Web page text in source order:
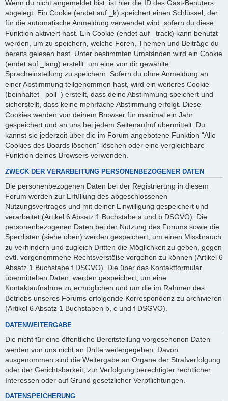
Wenn du nicht angemeldet bist, ist hier die ID des Gast-Benuters
abgelegt. Ein Cookie (endet auf _k) speichert einen Schlüssel, der
für die automatische Anmeldung verwendet wird, sofern du diese
Funktion aktiviert hast. Ein Cookie (endet auf _track) kann benutzt
werden, um zu speichern, welche Foren, Themen und Beiträge du
bereits gelesen hast. Unter bestimmten Umständen wird ein Cookie
(endet auf _lang) erstellt, um eine von dir gewählte
Spracheinstellung zu speichern. Sofern du ohne Anmeldung an
einer Abstimmung teilgenommen hast, wird ein weiteres Cookie
(beinhaltet _poll_) erstellt, dass deine Abstimmung speichert und
sicherstellt, dass keine mehrfache Abstimmung erfolgt. Diese
Cookies werden von deinem Browser für maximal ein Jahr
gespeichert und an uns bei jedem Seitenaufruf übermittelt. Du
kannst sie jederzeit über die im Forum angebotene Funktion “Alle
Cookies des Boards löschen” löschen oder eine vergleichbare
Funktion deines Browsers verwenden.
ZWECK DER VERARBEITUNG PERSONENBEZOGENER DATEN
Die personenbezogenen Daten bei der Registrierung in diesem
Forum werden zur Erfüllung des abgeschlossenen
Nutzungsvertrages und mit deiner Einwilligung gespeichert und
verarbeitet (Artikel 6 Absatz 1 Buchstabe a und b DSGVO). Die
personenbezogenen Daten bei der Nutzung des Forums sowie die
Sperrlisten (siehe oben) werden gespeichert, um einen Missbrauch
zu verhindern und zugleich Dritten die Möglichkeit zu geben, gegen
evtl. vorgenommene Rechtsverstöße vorgehen zu können (Artikel 6
Absatz 1 Buchstabe f DSGVO). Die über das Kontaktformular
übermittelten Daten, werden gespeichert, um eine
Kontaktaufnahme zu ermöglichen und um die im Rahmen des
Betriebs unseres Forums erfolgende Korrespondenz zu archivieren
(Artikel 6 Absatz 1 Buchstaben b, c und f DSGVO).
DATENWEITERGABE
Die nicht für eine öffentliche Bereitstellung vorgesehenen Daten
werden von uns nicht an Dritte weitergegeben. Davon
ausgenommen sind die Weitergabe an Organe der Strafverfolgung
oder der Gerichtsbarkeit, zur Verfolgung berechtigter rechtlicher
Interessen oder auf Grund gesetzlicher Verpflichtungen.
DATENSPEICHERUNG